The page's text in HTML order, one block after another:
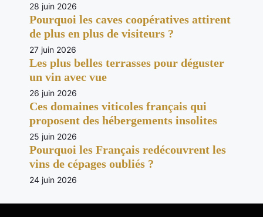
28 juin 2026
Pourquoi les caves coopératives attirent
de plus en plus de visiteurs ?
27 juin 2026
Les plus belles terrasses pour déguster
un vin avec vue
26 juin 2026
Ces domaines viticoles français qui
proposent des hébergements insolites
25 juin 2026
Pourquoi les Français redécouvrent les
vins de cépages oubliés ?
24 juin 2026